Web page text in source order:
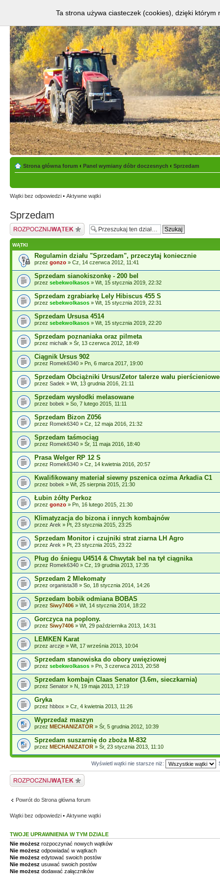
Strona główna forum ‹ Panel wymiany dóbr doczesnych ‹ Sprzedam
Wątki bez odpowiedzi • Aktywne wątki
Sprzedam
Napisz wątek
WĄTKI
Regulamin działu "Sprzedam", przeczytaj koniecznie
przez gonzo » Cz, 14 czerwca 2012, 11:41
Sprzedam sianokiszonkę - 200 bel
przez sebekwolkasos » Wt, 15 stycznia 2019, 22:32
Sprzedam zgrabiarkę Lely Hibiscus 455 S
przez sebekwolkasos » Wt, 15 stycznia 2019, 22:31
Sprzedam Ursusa 4514
przez sebekwolkasos » Wt, 15 stycznia 2019, 22:20
Sprzedam poznaniaka oraz pilmeta
przez michalk » Śr, 13 czerwca 2012, 18:49
Ciągnik Ursus 902
przez Romek6340 » Pn, 6 marca 2017, 19:00
Sprzedam Obciążniki Ursus/Zetor talerze wału
przez Sadek » Wt, 13 grudnia 2016, 21:11
Sprzedam wysłodki melasowane
przez bobek » So, 7 lutego 2015, 11:11
Sprzedam Bizon Z056
przez Romek6340 » Cz, 12 maja 2016, 21:32
Sprzedam taśmociąg
przez Romek6340 » Śr, 11 maja 2016, 18:40
Prasa Welger RP 12 S
przez Romek6340 » Cz, 14 kwietnia 2016, 20:57
Kwalifikowany materiał siewny pszenica ozima Arkadia C1
przez bobek » Wt, 25 sierpnia 2015, 21:30
Łubin żółty Perkoz
przez gonzo » Pn, 16 lutego 2015, 21:30
Klimatyzacja do bizona i innych kombajnów
przez Arek » Pt, 23 stycznia 2015, 23:25
Sprzedam Monitor i czujniki strat ziarna LH Agro
przez Arek » Pt, 23 stycznia 2015, 23:22
Pług do śniegu U4514 & Chwytak bel na tył ciągnika
przez Romek6340 » Cz, 19 grudnia 2013, 17:35
Sprzedam 2 Mlekomaty
przez organista38 » So, 18 stycznia 2014, 14:26
Sprzedam bobik odmiana BOBAS
przez Siwy7406 » Wt, 14 stycznia 2014, 18:22
Gorczyca na poplony.
przez Siwy7406 » Wt, 29 października 2013, 14:31
LEMKEN Karat
przez arczje » Wt, 17 września 2013, 10:04
Sprzedam stanowiska do obory uwięziowej
przez sebekwolkasos » Pn, 3 czerwca 2013, 20:58
Sprzedam kombajn Claas Senator (3.6m, sieczkarnia)
przez Senator » N, 19 maja 2013, 17:19
Gryka
przez hbbox » Cz, 4 kwietnia 2013, 11:26
Wyprzedaż maszyn
przez MECHANIZATOR » Śr, 5 grudnia 2012, 10:39
Sprzedam suszarnię do zboża M-832
przez MECHANIZATOR » Śr, 23 stycznia 2013, 11:10
Wyświetl wątki nie starsze niż:
Napisz wątek
Powrót do Strona główna forum
Wątki bez odpowiedzi • Aktywne wątki
TWOJE UPRAWNIENIA W TYM DZIALE
Nie możesz rozpoczynać nowych wątków
Nie możesz odpowiadać w wątkach
Nie możesz edytować swoich postów
Nie możesz usuwać swoich postów
Nie możesz dodawać załączników
Ta strona używa ciasteczek (cookies), dzięki którym